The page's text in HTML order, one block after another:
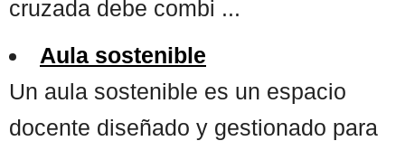
cruzada debe combi ...
Aula sostenible
Un aula sostenible es un espacio
docente diseñado y gestionado para